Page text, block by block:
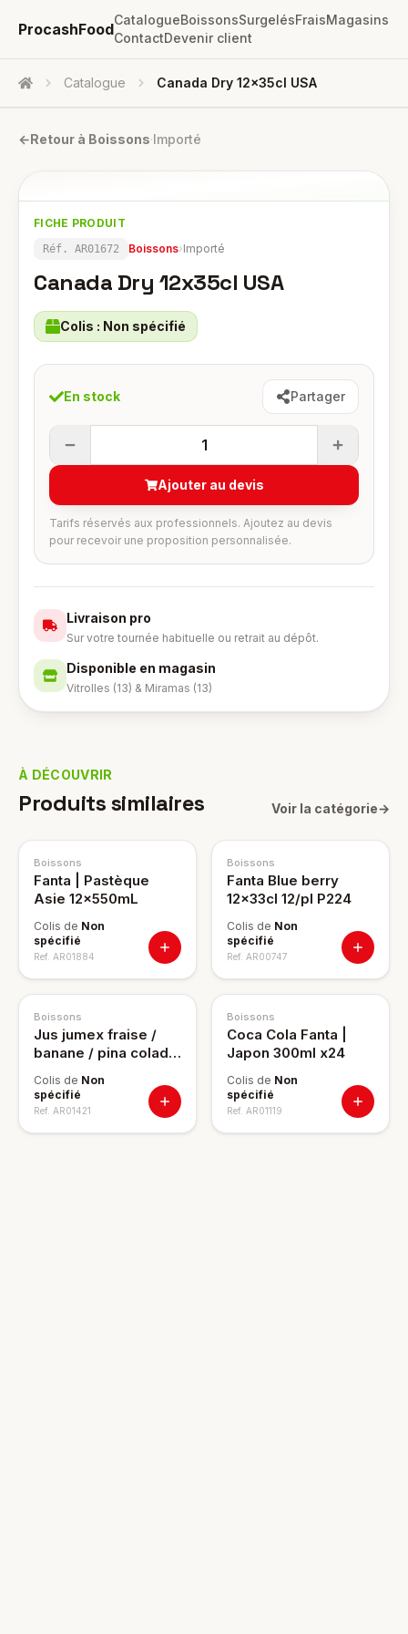
ProcashFood
CatalogueBoissonsSurgelésFraisMagasins
ContactDevenir client
Accueil Catalogue Canada Dry 12x35cl USA
←Retour à Boissons·Importé
FICHE PRODUIT
Réf. AR01672 Boissons›Importé
Canada Dry 12x35cl USA
Colis : Non spécifié
En stock Partager
1
Ajouter au devis
Tarifs réservés aux professionnels. Ajoutez au devis
pour recevoir une proposition personnalisée.
Livraison pro
Sur votre tournée habituelle ou retrait au dépôt.
Disponible en magasin
Vitrolles (13) & Miramas (13)
À DÉCOUVRIR
Produits similaires Voir la catégorie→
Boissons
Fanta | Pastèque
Asie 12x550mL
Colis de Non
spécifié
Ref. AR01884
Boissons
Fanta Blue berry
12x33cl 12/pl P224
Colis de Non
spécifié
Ref. AR00747
Boissons
Jus jumex fraise /
banane / pina colada
Colis de Non
spécifié
Ref. AR01421
Boissons
Coca Cola Fanta |
Japon 300ml x24
Colis de Non
spécifié
Ref. AR01119